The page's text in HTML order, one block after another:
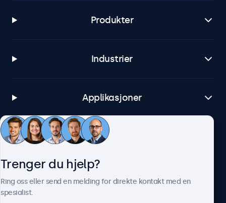
Produkter
Industrier
Applikasjoner
Kundeservice
Trenger du hjelp?
Ring oss eller send en melding for direkte kontakt med en
spesialist.